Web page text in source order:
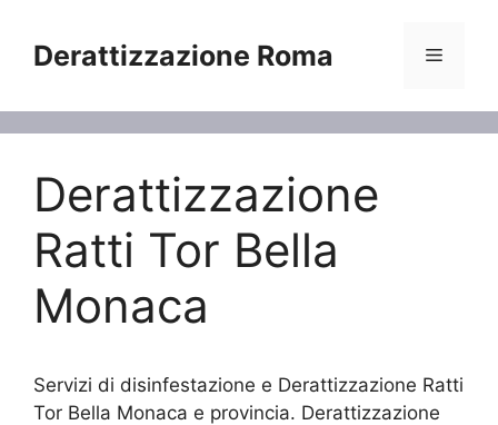
contenuto
Derattizzazione Roma Menu
Derattizzazione
Ratti Tor Bella
Monaca
Servizi di disinfestazione e Derattizzazione Ratti
Tor Bella Monaca e provincia. Derattizzazione